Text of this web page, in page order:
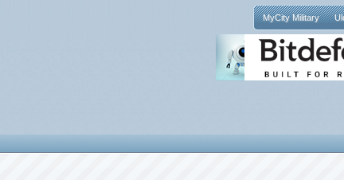
MyCity Military